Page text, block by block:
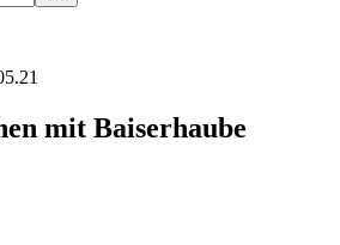
mit Baiserhaube